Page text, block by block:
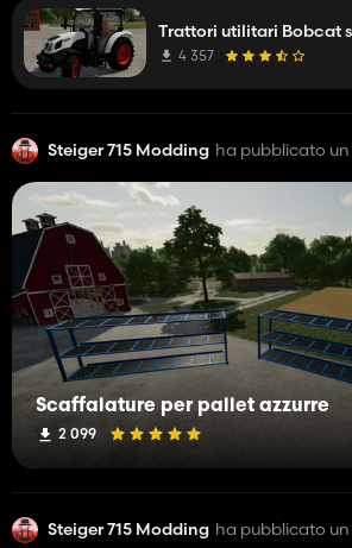
fs19.
Trattori utilitari Bobcat
4 357
Steiger 715 Modding ha pubblicato
Scaffalature per pallet azzurre
2 099
Steiger 715 Modding ha pubblicato